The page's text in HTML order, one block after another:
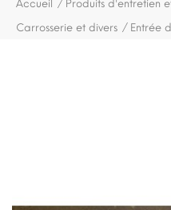
Accueil Produits d'entretien
Carrosserie et divers
Entrée